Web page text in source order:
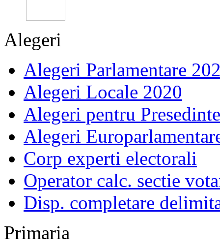
Alegeri
Alegeri Parlamentare
Alegeri Locale 2020
Alegeri pentru
Alegeri
Corp experti electorali
Operator calc. sectie
Disp. completare
Primaria